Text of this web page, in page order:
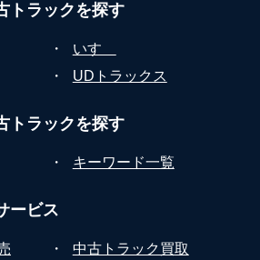
トラックを探す
・
いすゞ
・ UDトラックス
トラックを探す
・ キーワード一覧
ービス
・
中古トラック買取